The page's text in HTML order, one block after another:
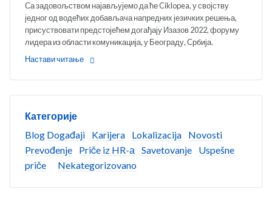
Са задовољством најављујемо да ће Ciklopea, у својству
једног од водећих добављача напредних језичких решења,
присуствовати предстојећем догађају Изазов 2022, форуму
лидера из области комуникација, у Београду, Србија.
Настави читање
Категорије
Blog Događaji Karijera Lokalizacija
Novosti
Prevođenje
Priče iz HR-а Savetovanje
Uspešne
priče
Nekategorizovano